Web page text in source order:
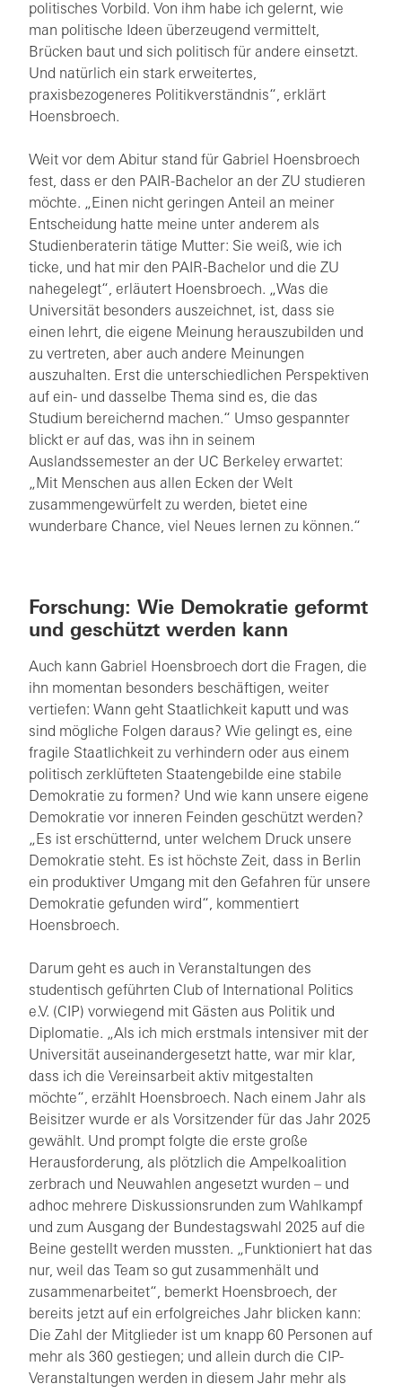
politisches Vorbild. Von ihm habe ich gelernt, wie
man politische Ideen überzeugend vermittelt,
Brücken baut und sich politisch für andere einsetzt.
Und natürlich ein stark erweitertes,
praxisbezogeneres Politikverständnis“, erklärt
Hoensbroech.
Weit vor dem Abitur stand für Gabriel Hoensbroech
fest, dass er den PAIR-Bachelor an der ZU studieren
möchte. „Einen nicht geringen Anteil an meiner
Entscheidung hatte meine unter anderem als
Studienberaterin tätige Mutter: Sie weiß, wie ich
ticke, und hat mir den PAIR-Bachelor und die ZU
nahegelegt“, erläutert Hoensbroech. „Was die
Universität besonders auszeichnet, ist, dass sie
einen lehrt, die eigene Meinung herauszubilden und
zu vertreten, aber auch andere Meinungen
auszuhalten. Erst die unterschiedlichen Perspektiven
auf ein- und dasselbe Thema sind es, die das
Studium bereichernd machen.“ Umso gespannter
blickt er auf das, was ihn in seinem
Auslandssemester an der UC Berkeley erwartet:
„Mit Menschen aus allen Ecken der Welt
zusammengewürfelt zu werden, bietet eine
wunderbare Chance, viel Neues lernen zu können.“
Forschung: Wie Demokratie geformt
und geschützt werden kann
Auch kann Gabriel Hoensbroech dort die Fragen, die
ihn momentan besonders beschäftigen, weiter
vertiefen: Wann geht Staatlichkeit kaputt und was
sind mögliche Folgen daraus? Wie gelingt es, eine
fragile Staatlichkeit zu verhindern oder aus einem
politisch zerklüfteten Staatengebilde eine stabile
Demokratie zu formen? Und wie kann unsere eigene
Demokratie vor inneren Feinden geschützt werden?
„Es ist erschütternd, unter welchem Druck unsere
Demokratie steht. Es ist höchste Zeit, dass in Berlin
ein produktiver Umgang mit den Gefahren für unsere
Demokratie gefunden wird“, kommentiert
Hoensbroech.
Darum geht es auch in Veranstaltungen des
studentisch geführten Club of International Politics
e.V. (CIP) vorwiegend mit Gästen aus Politik und
Diplomatie. „Als ich mich erstmals intensiver mit der
Universität auseinandergesetzt hatte, war mir klar,
dass ich die Vereinsarbeit aktiv mitgestalten
möchte“, erzählt Hoensbroech. Nach einem Jahr als
Beisitzer wurde er als Vorsitzender für das Jahr 2025
gewählt. Und prompt folgte die erste große
Herausforderung, als plötzlich die Ampelkoalition
zerbrach und Neuwahlen angesetzt wurden – und
adhoc mehrere Diskussionsrunden zum Wahlkampf
und zum Ausgang der Bundestagswahl 2025 auf die
Beine gestellt werden mussten. „Funktioniert hat das
nur, weil das Team so gut zusammenhält und
zusammenarbeitet“, bemerkt Hoensbroech, der
bereits jetzt auf ein erfolgreiches Jahr blicken kann:
Die Zahl der Mitglieder ist um knapp 60 Personen auf
mehr als 360 gestiegen; und allein durch die CIP-
Veranstaltungen werden in diesem Jahr mehr als